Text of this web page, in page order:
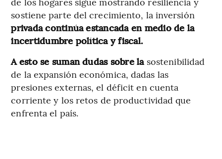
sostiene parte del crecimiento, la inversión
privada continúa estancada en medio de la
incertidumbre política y fiscal.
A esto se suman dudas sobre la sostenibilidad
de la expansión económica, dadas las
presiones externas, el déficit en cuenta
corriente y los retos de productividad que
enfrenta el país.